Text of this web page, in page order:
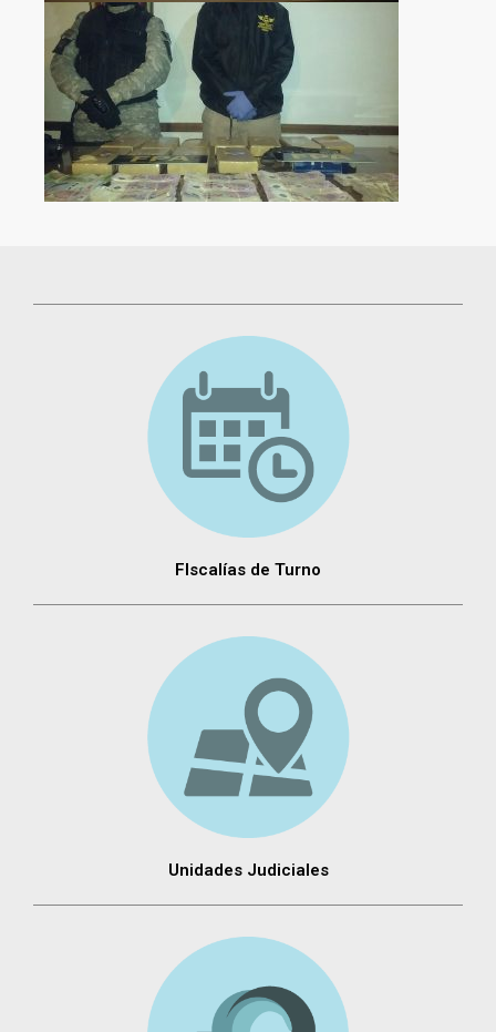
FIscalías de Turno
Unidades Judiciales